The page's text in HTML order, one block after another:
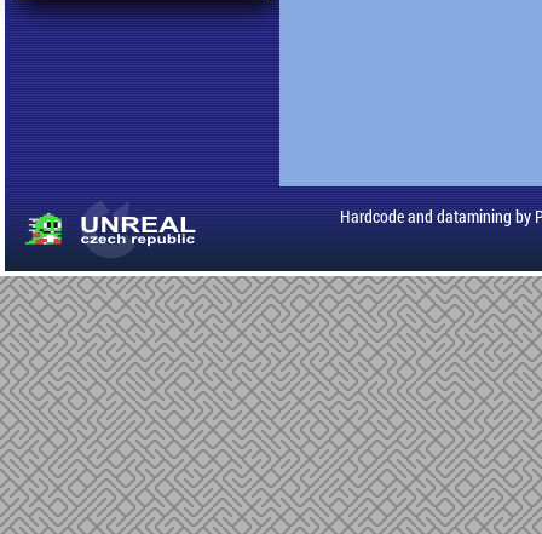
Hardcode and datamining by